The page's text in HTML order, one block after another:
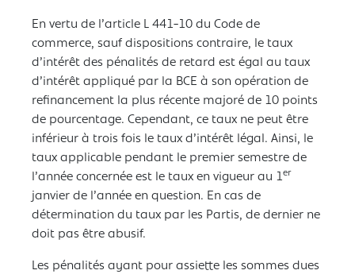
En vertu de l’article L 441-10 du Code de
commerce, sauf dispositions contraire, le taux
d’intérêt des pénalités de retard est égal au taux
d’intérêt appliqué par la BCE à son opération de
refinancement la plus récente majoré de 10 points
de pourcentage. Cependant, ce taux ne peut être
inférieur à trois fois le taux d’intérêt légal. Ainsi, le
taux applicable pendant le premier semestre de
l’année concernée est le taux en vigueur au 1er
janvier de l’année en question. En cas de
détermination du taux par les Partis, de dernier ne
doit pas être abusif.
Les pénalités ayant pour assiette les sommes dues